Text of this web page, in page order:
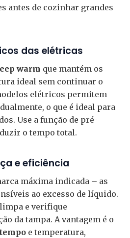
antes de cozinhar grandes
das elétricas
warm que mantém os
ideal sem continuar o
elétricos permitem
o que é ideal para
Use a função de pré-
o tempo total.
e eficiência
máxima indicada – as
ao excesso de líquido.
e verifique
da tampa. A vantagem é o
e temperatura,